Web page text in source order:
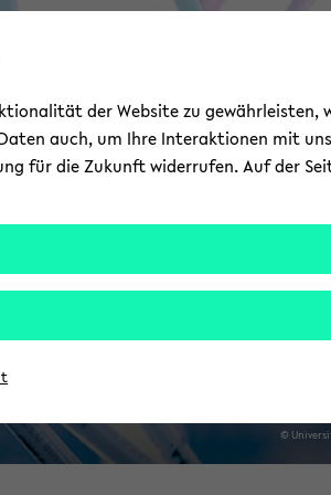
©
der Website zu gewährleisten,
auch, um Ihre Interaktionen mit
für die Zukunft widerrufen. Auf der